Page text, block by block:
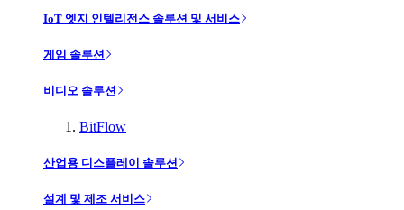
IoT 엣지 인텔리전스 솔루션 및 서비스
게임 솔루션
비디오 솔루션
BitFlow
산업용 디스플레이 솔루션
설계 및 제조 서비스